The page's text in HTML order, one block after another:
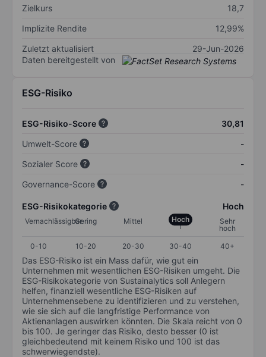
Zielkurs
18,7
Implizite Rendite
12,99%
Zuletzt aktualisiert
29-Jun-2026
Daten bereitgestellt von
ESG-Risiko
ESG-Risiko-Score
30,81
Umwelt-Score
-
Sozialer Score
-
Governance-Score
-
ESG-Risikokategorie Hoch
VernachlässigbarGering Mittel Hoch
Sehr
hoch
0-10
10-20 20-30 30-40 40+
Das ESG-Risiko ist ein Mass dafür, wie gut ein
Unternehmen mit wesentlichen ESG-Risiken umgeht. Die
ESG-Risikokategorie von Sustainalytics soll Anlegern
helfen, finanziell wesentliche ESG-Risiken auf
Unternehmensebene zu identifizieren und zu verstehen,
wie sie sich auf die langfristige Performance von
Aktienanlagen auswirken könnten. Die Skala reicht von 0
bis 100. Je geringer das Risiko, desto besser (0 ist
gleichbedeutend mit keinem Risiko und 100 ist das
schwerwiegendste).